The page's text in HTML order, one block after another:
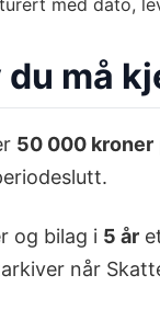
med dato,
må
50 000 kroner
og bilag i 5 år
når